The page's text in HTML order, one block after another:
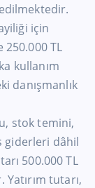
için
TL
kullanım
danışmanlık
stok temini,
giderleri dâhil
500.000 TL
tutarı,